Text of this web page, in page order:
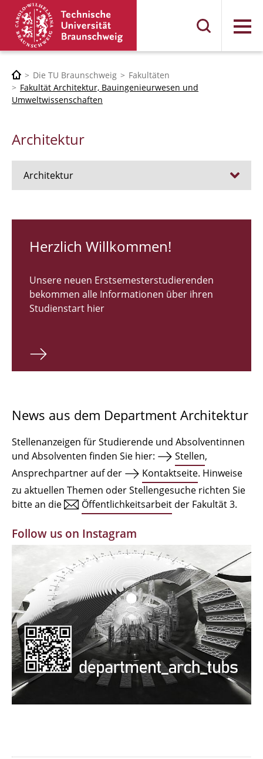
Menü
Die TU Braunschweig
Fakultäten
Fakultät Architektur, Bauingenieurwesen und
Umweltwissenschaften
Architektur
Architektur
RUNDGANG 26
Bachelor Architektur
Master Architektur
Qualifikationsprofil
Institute
Einrichtungen
Zeichensäle
MBW | Modellbauwerkstatt
Alumni | cloud club
Dokumente und Downloads
Herzlich Willkommen!
Unsere neuen Erstsemesterstudierenden
bekommen alle Informationen über ihren
Studienstart hier
News aus dem Department Architektur
Stellenanzeigen für Studierende und Absolventinnen
und Absolventen finden Sie hier:
Stellen,
Ansprechpartner auf der
Kontaktseite. Hinweise
zu aktuellen Themen oder Stellengesuche richten Sie
bitte an die
Öffentlichkeitsarbeit der Fakultät 3.
Follow us on Instagram